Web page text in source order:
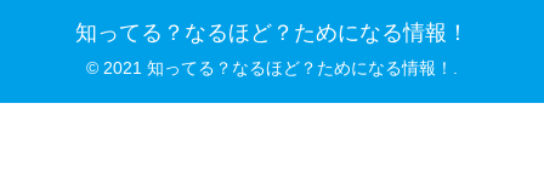
知ってる？なるほど？ためになる情報！
© 2021 知ってる？なるほど？ためになる情報！.